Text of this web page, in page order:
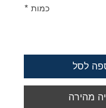
כמות *
לסל
מהירה